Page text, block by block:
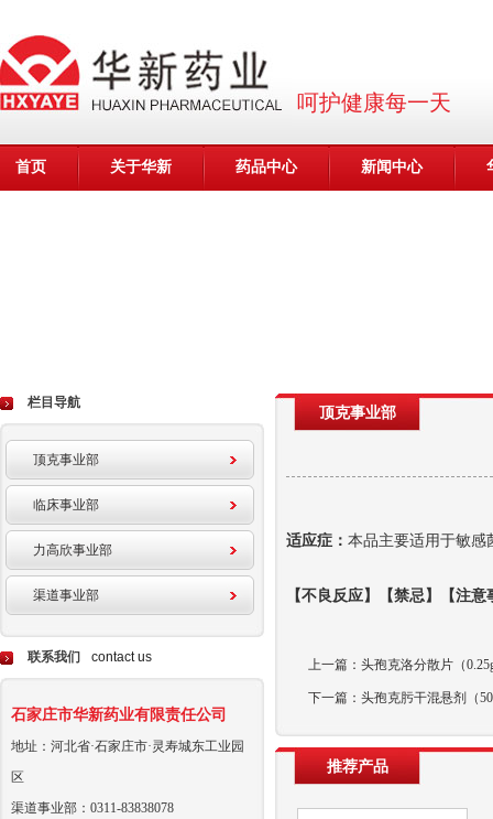
呵护健康每一天
首页 关于华新 药品中心 新闻中心
栏目导航
顶克事业部
临床事业部
力高欣事业部
渠道事业部
联系我们 contact us
石家庄市华新药业有限责任公司
地址：河北省·石家庄市·灵寿城东工业园
区
渠道事业部：0311-83838078
顶克事业部
适应症： 本品主要适用于敏感
【不良反应】【禁忌】【注
上一篇：头孢克洛分散片（
下一篇：头孢克肟干混悬剂（
推荐产品